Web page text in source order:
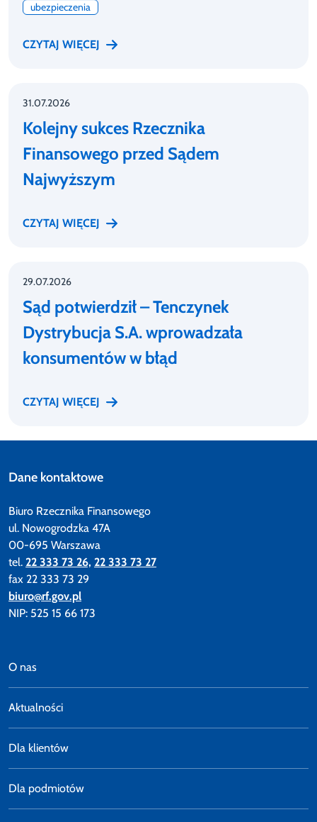
ubezpieczenia
CZYTAJ WIĘCEJ
31.07.2026
Kolejny sukces Rzecznika
Finansowego przed Sądem
Najwyższym
CZYTAJ WIĘCEJ
29.07.2026
Sąd potwierdził – Tenczynek
Dystrybucja S.A. wprowadzała
konsumentów w błąd
CZYTAJ WIĘCEJ
Dane kontaktowe
Biuro Rzecznika Finansowego
ul. Nowogrodzka 47A
00-695 Warszawa
tel. 22 333 73 26, 22 333 73 27
fax 22 333 73 29
biuro@rf.gov.pl
NIP: 525 15 66 173
O nas
Aktualności
Dla klientów
Dla podmiotów